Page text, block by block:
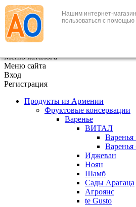
Нашим интернет-
пользоваться с
+7 (495) 646-888-1
В корзине 0
Меню каталога
Меню сайта
Вход
Регистрация
Продукты из Армении
Фруктовые консервации
Варенье
ВИТАЛ
Иджеван
Ноян
Шамб
Сады Арагаца
Агроянс
te Gusto